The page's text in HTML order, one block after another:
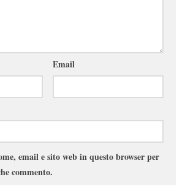
Email
email e sito web in questo browser per
commento.